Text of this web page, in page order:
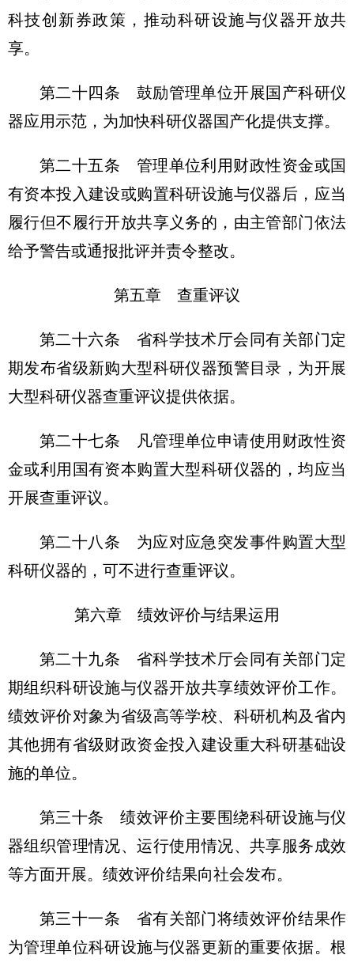
科技创新券政策，推动科研设施与仪器开放共
享。
第二十四条 鼓励管理单位开展国产科研仪
器应用示范，为加快科研仪器国产化提供支撑。
第二十五条 管理单位利用财政性资金或国
有资本投入建设或购置科研设施与仪器后，应当
履行但不履行开放共享义务的，由主管部门依法
给予警告或通报批评并责令整改。
第五章 查重评议
第二十六条 省科学技术厅会同有关部门定
期发布省级新购大型科研仪器预警目录，为开展
大型科研仪器查重评议提供依据。
第二十七条 凡管理单位申请使用财政性资
金或利用国有资本购置大型科研仪器的，均应当
开展查重评议。
第二十八条 为应对应急突发事件购置大型
科研仪器的，可不进行查重评议。
第六章 绩效评价与结果运用
第二十九条 省科学技术厅会同有关部门定
期组织科研设施与仪器开放共享绩效评价工作。
绩效评价对象为省级高等学校、科研机构及省内
其他拥有省级财政资金投入建设重大科研基础设
施的单位。
第三十条 绩效评价主要围绕科研设施与仪
器组织管理情况、运行使用情况、共享服务成效
等方面开展。绩效评价结果向社会发布。
第三十一条 省有关部门将绩效评价结果作
为管理单位科研设施与仪器更新的重要依据。根